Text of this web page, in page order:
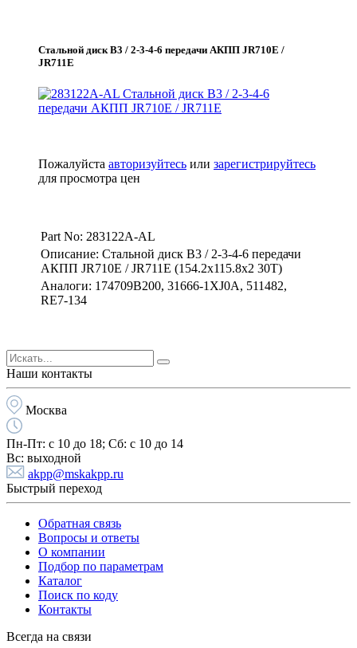
Стальной диск B3 / 2-3-4-6 передачи АКПП JR710E /
JR711E
Пожалуйста авторизуйтесь или зарегистрируйтесь
для просмотра цен
Part No: 283122A-AL
Описание: Стальной диск B3 / 2-3-4-6 передачи
АКПП JR710E / JR711E (154.2x115.8x2 30T)
Аналоги: 174709B200, 31666-1XJ0A, 511482,
RE7-134
Наши контакты
Москва
Пн-Пт: с 10 до 18; Cб: с 10 до 14
Вс: выходной
akpp@mskakpp.ru
Быстрый переход
Обратная связь
Вопросы и ответы
О компании
Подбор по параметрам
Каталог
Поиск по коду
Контакты
Всегда на связи